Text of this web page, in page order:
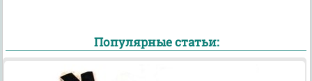
Популярные статьи: